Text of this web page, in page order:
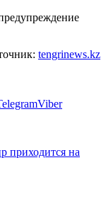
tengrinews.kz
Viber
приходится на